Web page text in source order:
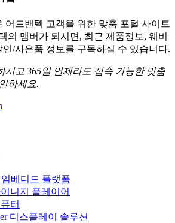
어드밴텍 고객을 위한 맞춤 포털 사이트
의 멤버가 되시면, 최근 제품정보, 웨비
인/사은품 정보를 구독하실 수 있습니다.
시고 365일 언제라도 접속 가능한 맞춤
하세요.
베디드 플랫폼
니지 플레이어
터
디스플레이 솔루션